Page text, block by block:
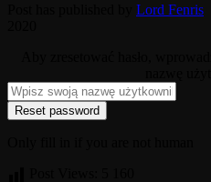
Lord Fenris